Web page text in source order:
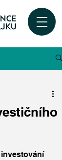
investování